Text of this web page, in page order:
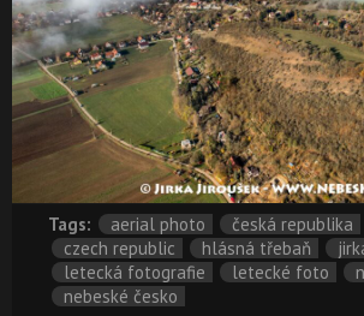
Tags: aerial photo česká republika
czech republic
hlásná třebaň
letecká fotografie
letecké foto
nebeské česko